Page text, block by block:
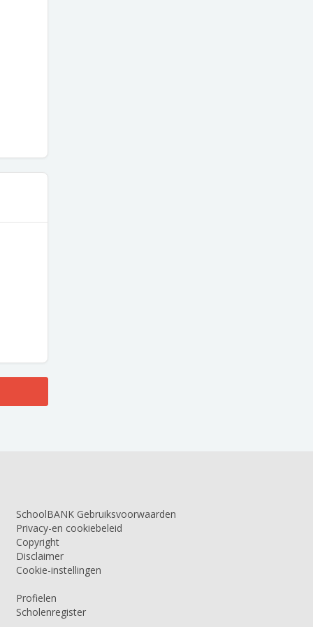
SchoolBANK Gebruiksvoorwaarden
Privacy-en cookiebeleid
Copyright
Disclaimer
Cookie-instellingen
Profielen
Scholenregister